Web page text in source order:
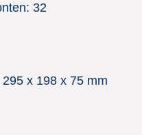
32
x 198 x 75 mm